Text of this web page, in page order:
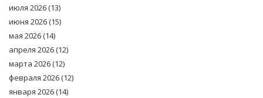
июля 2026(13)
июня 2026(15)
мая 2026(14)
апреля 2026(12)
марта 2026(12)
февраля 2026(12)
января 2026(14)